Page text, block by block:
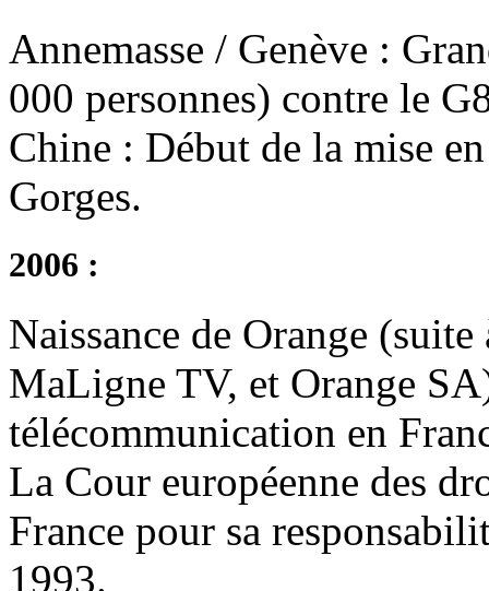
Annemasse / Genève :
000 personnes) contre le
Chine : Début de la mise
Gorges.
2006 :
Naissance de Orange
MaLigne TV, et Orange
télécommunication en
La Cour européenne des
France pour sa
1993.